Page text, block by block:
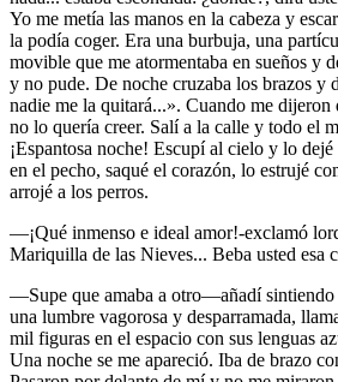
Yo me metía las manos en la cabeza y
la podía coger. Era una burbuja, una
movible que me atormentaba en sueños y
y no pude. De noche cruzaba los brazos y
nadie me la quitará...». Cuando me dijeron
no lo quería creer. Salí a la calle y todo el
¡Espantosa noche! Escupí al cielo y lo
en el pecho, saqué el corazón, lo estrujé
arrojé a los perros.
—¡Qué inmenso e ideal amor!-exclamó
Mariquilla de las Nieves... Beba usted esa
—Supe que amaba a otro—añadí sintiendo
una lumbre vagorosa y desparramada,
mil figuras en el espacio con sus lenguas
Una noche se me apareció. Iba de brazo